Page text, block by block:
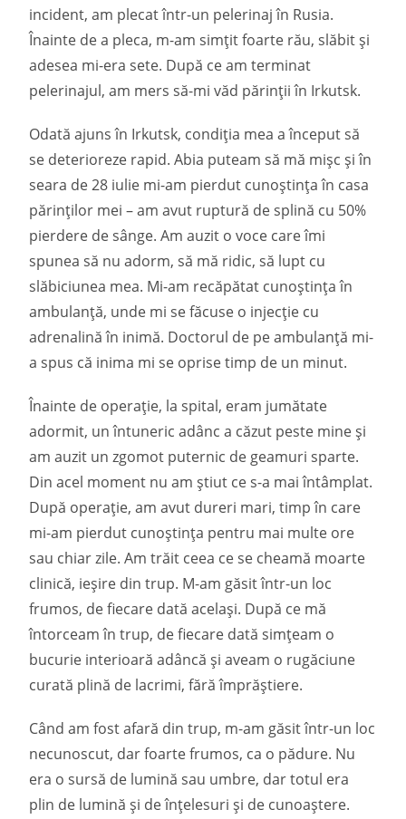
incident, am plecat într-un pelerinaj în Rusia.
Înainte de a pleca, m-am simțit foarte rău, slăbit și
adesea mi-era sete. După ce am terminat
pelerinajul, am mers să-mi văd părinții în Irkutsk.
Odată ajuns în Irkutsk, condiția mea a început să
se deterioreze rapid. Abia puteam să mă mișc și în
seara de 28 iulie mi-am pierdut cunoștința în casa
părinților mei – am avut ruptură de splină cu 50%
pierdere de sânge. Am auzit o voce care îmi
spunea să nu adorm, să mă ridic, să lupt cu
slăbiciunea mea. Mi-am recăpătat cunoștința în
ambulanță, unde mi se făcuse o injecție cu
adrenalină în inimă. Doctorul de pe ambulanță mi-
a spus că inima mi se oprise timp de un minut.
Înainte de operație, la spital, eram jumătate
adormit, un întuneric adânc a căzut peste mine și
am auzit un zgomot puternic de geamuri sparte.
Din acel moment nu am știut ce s-a mai întâmplat.
După operație, am avut dureri mari, timp în care
mi-am pierdut cunoștința pentru mai multe ore
sau chiar zile. Am trăit ceea ce se cheamă moarte
clinică, ieșire din trup. M-am găsit într-un loc
frumos, de fiecare dată același. După ce mă
întorceam în trup, de fiecare dată simțeam o
bucurie interioară adâncă și aveam o rugăciune
curată plină de lacrimi, fără împrăștiere.
Când am fost afară din trup, m-am găsit într-un loc
necunoscut, dar foarte frumos, ca o pădure. Nu
era o sursă de lumină sau umbre, dar totul era
plin de lumină și de înțelesuri și de cunoaștere.